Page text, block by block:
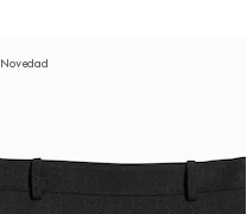
Novedad